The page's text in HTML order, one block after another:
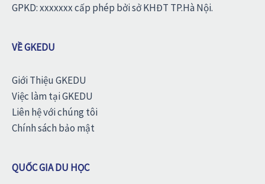
GPKD: xxxxxxx cấp phép bởi sở KHĐT TP.Hà Nội.
VỀ GKEDU
Giới Thiệu GKEDU
Việc làm tại GKEDU
Liên hệ với chúng tôi
Chính sách bảo mật
QUỐC GIA DU HỌC